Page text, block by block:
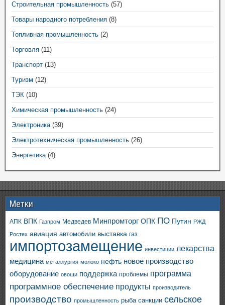
Строительная промышленность (57)
Товары народного потребления (8)
Топливная промышленность (2)
Торговля (11)
Транспорт (13)
Туризм (12)
ТЭК (10)
Химическая промышленность (24)
Электроника(39)
Электротехническая промышленность (26)
Энергетика(4)
Метки
АПК ВПК Газпром Медведев Минпромторг ОПК ПО Путин РЖД
Ростех авиация автомобили выставка газ
импортозамещение инвестиции лекарства
медицина металлургия молоко нефть новое производство
оборудование овощи поддержка проблемы программа
программное обеспечение продукты производитель
производство промышленность рыба санкции сельское